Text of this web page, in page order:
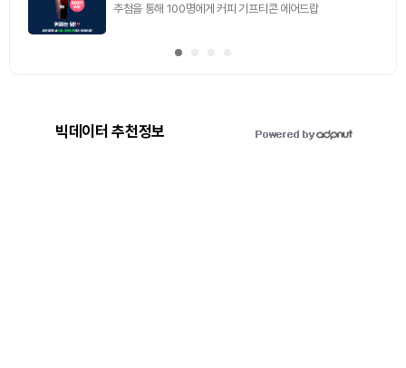
추첨을 통해 100명에게 커피 기프티콘 에어드랍
빅데이터 추천정보